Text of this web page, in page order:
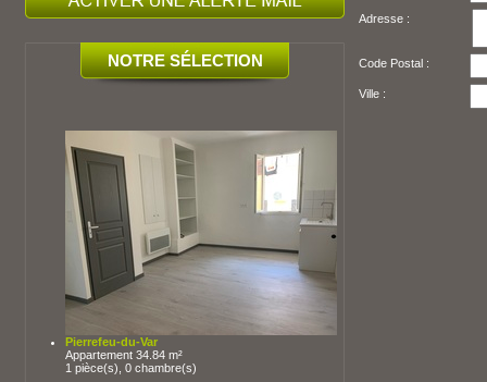
NOTRE SÉLECTION
Pierrefeu-du-Var
Appartement 34.84 m²
1 pièce(s), 0 chambre(s)
Adresse :
Code Postal :
Ville :